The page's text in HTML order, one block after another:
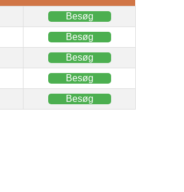
Besøg
Besøg
Besøg
Besøg
Besøg